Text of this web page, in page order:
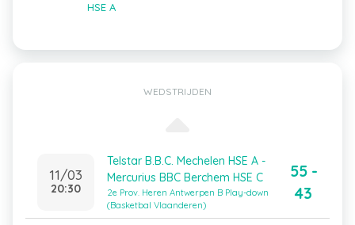
HSE A
WEDSTRIJDEN
11/03
20:30
Telstar B.B.C. Mechelen HSE A -
Mercurius BBC Berchem HSE C
2e Prov. Heren Antwerpen B Play-down
(Basketbal Vlaanderen)
55 -
43